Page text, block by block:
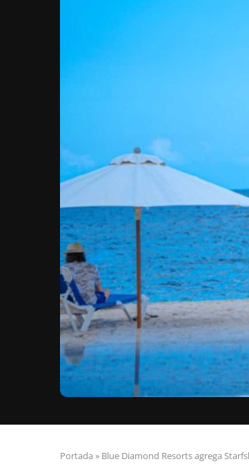
Portada » Blue Diamond Resorts agrega